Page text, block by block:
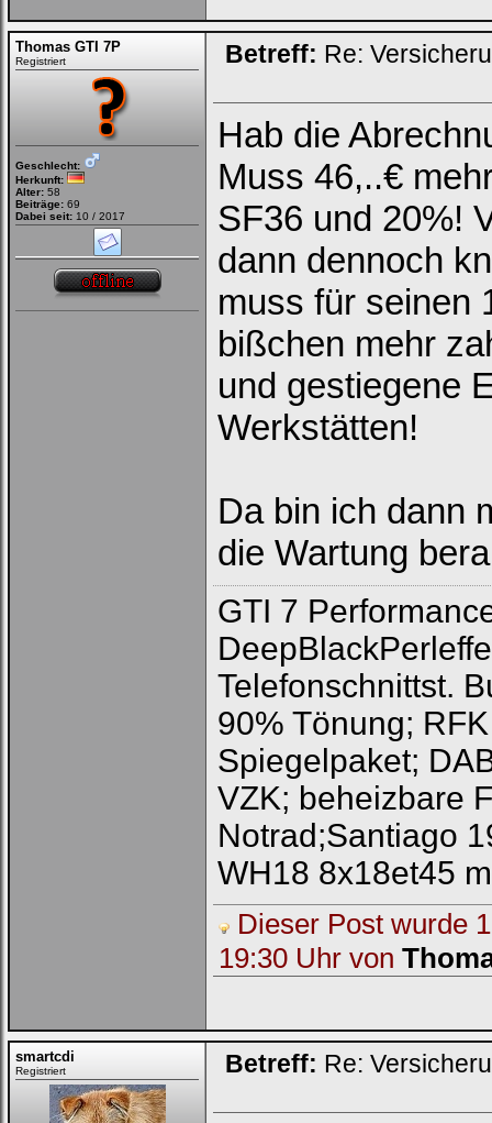
Thomas GTI 7P
Registriert
Geschlecht:
Herkunft:
Alter: 58
Beiträge: 69
Dabei seit: 10 / 2017
Betreff: Re:
Hab die
Muss 46,..€
SF36 und 20%!
dann dennoch
muss für seinen
bißchen mehr
und gestiegene
Werkstätten!
Da bin ich dann
die Wartung
GTI 7
Telefonschnittst.
90% Tönung;
Spiegelpaket;
VZK; beheizbare
Notrad;Santiago
WH18 8x18et45
Dieser Post wurde
19:30 Uhr von
smartcdi
Registriert Betreff: Re: